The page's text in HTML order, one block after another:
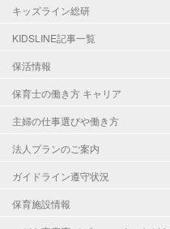
キッズライン総研
KIDSLINE記事一覧
保活情報
保育士の働き方 キャリア
主婦の仕事選びや働き方
法人プランのご案内
ガイドライン遵守状況
保育施設情報